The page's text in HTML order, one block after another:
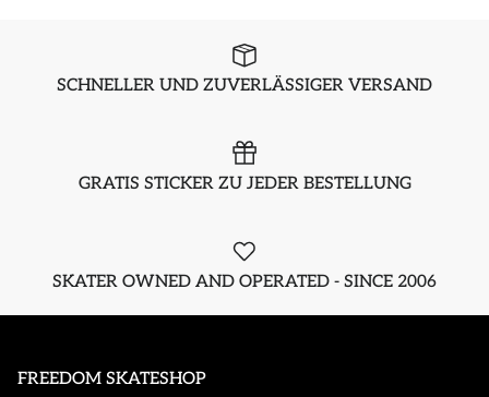
SCHNELLER UND ZUVERLÄSSIGER VERSAND
GRATIS STICKER ZU JEDER BESTELLUNG
SKATER OWNED AND OPERATED - SINCE 2006
FREEDOM SKATESHOP